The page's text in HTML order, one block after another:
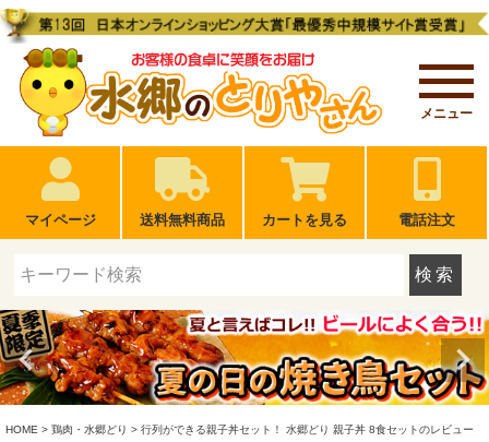
メニュー
マイページ 送料無料商品 カートを見る 電話注文
検索
HOME 鶏肉・水郷どり 行列ができる親子丼セット！ 水郷どり 親子丼 8食セットのレビュー